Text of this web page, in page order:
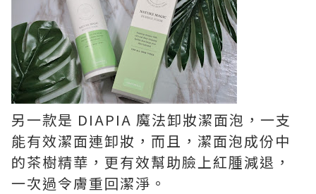
另一款是 DIAPIA 魔法卸妝潔面泡，一支
能有效潔面連卸妝，而且，潔面泡成份中
的茶樹精華，更有效幫助臉上紅腫減退，
一次過令膚重回潔淨。